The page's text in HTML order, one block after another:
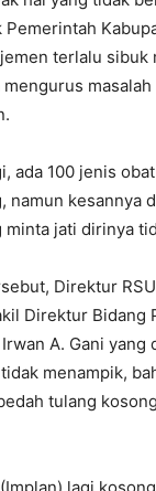
terlalu sibuk
ada 100 jenis
namun kesannya
minta jati dirinya
Direktur
Direktur Bidang
A. Gani yang
menampik,
tulang